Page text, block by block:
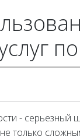
- серьезный
только